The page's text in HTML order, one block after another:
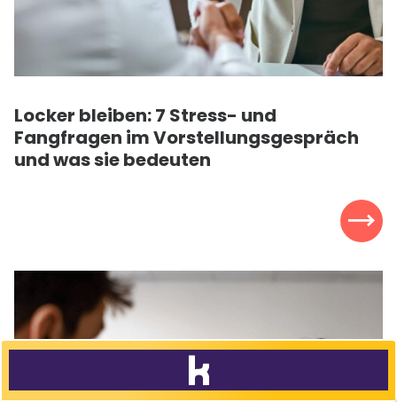
Locker bleiben: 7 Stress- und
Fangfragen im Vorstellungsgespräch
und was sie bedeuten